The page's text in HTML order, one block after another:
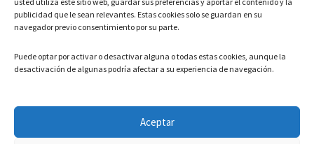
publicidad que le sean relevantes. Estas cookies solo se guardan en su
navegador previo consentimiento por su parte.
Puede optar por activar o desactivar alguna o todas estas cookies, aunque la
desactivación de algunas podría afectar a su experiencia de navegación.
Aceptar
Lunes a Viernes: 08:00h – 15:00h
LEGAL
Política de privacidad–Aviso Legal–Política de cookies